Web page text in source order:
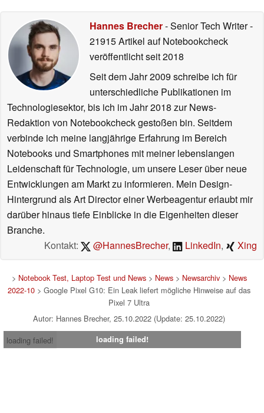
Hannes Brecher- Senior Tech Writer-
21915 Artikel auf Notebookcheck
veröffentlichtseit 2018
Seit dem Jahr 2009 schreibe ich für
unterschiedliche Publikationen im
Technologiesektor, bis ich im Jahr 2018 zur News-
Redaktion von Notebookcheck gestoßen bin. Seitdem
verbinde ich meine langjährige Erfahrung im Bereich
Notebooks und Smartphones mit meiner lebenslangen
Leidenschaft für Technologie, um unsere Leser über neue
Entwicklungen am Markt zu informieren. Mein Design-
Hintergrund als Art Director einer Werbeagentur erlaubt mir
darüber hinaus tiefe Einblicke in die Eigenheiten dieser
Branche.
Kontakt:
@HannesBrecher, LinkedIn, Xing
> Notebook Test, Laptop Test und News> News> Newsarchiv> News
2022-10 > Google Pixel G10: Ein Leak liefert mögliche Hinweise auf das
Pixel 7 Ultra
Autor: Hannes Brecher, 25.10.2022 (Update: 25.10.2022)
loading failed!
loading failed!